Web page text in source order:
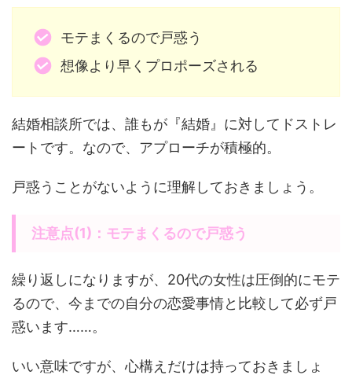
モテまくるので戸惑う
想像より早くプロポーズされる
結婚相談所では、誰もが『結婚』に対してドストレ
ートです。なので、アプローチが積極的。
戸惑うことがないように理解しておきましょう。
注意点(1)：モテまくるので戸惑う
繰り返しになりますが、20代の女性は圧倒的にモテ
るので、今までの自分の恋愛事情と比較して必ず戸
惑います……。
いい意味ですが、心構えだけは持っておきましょ